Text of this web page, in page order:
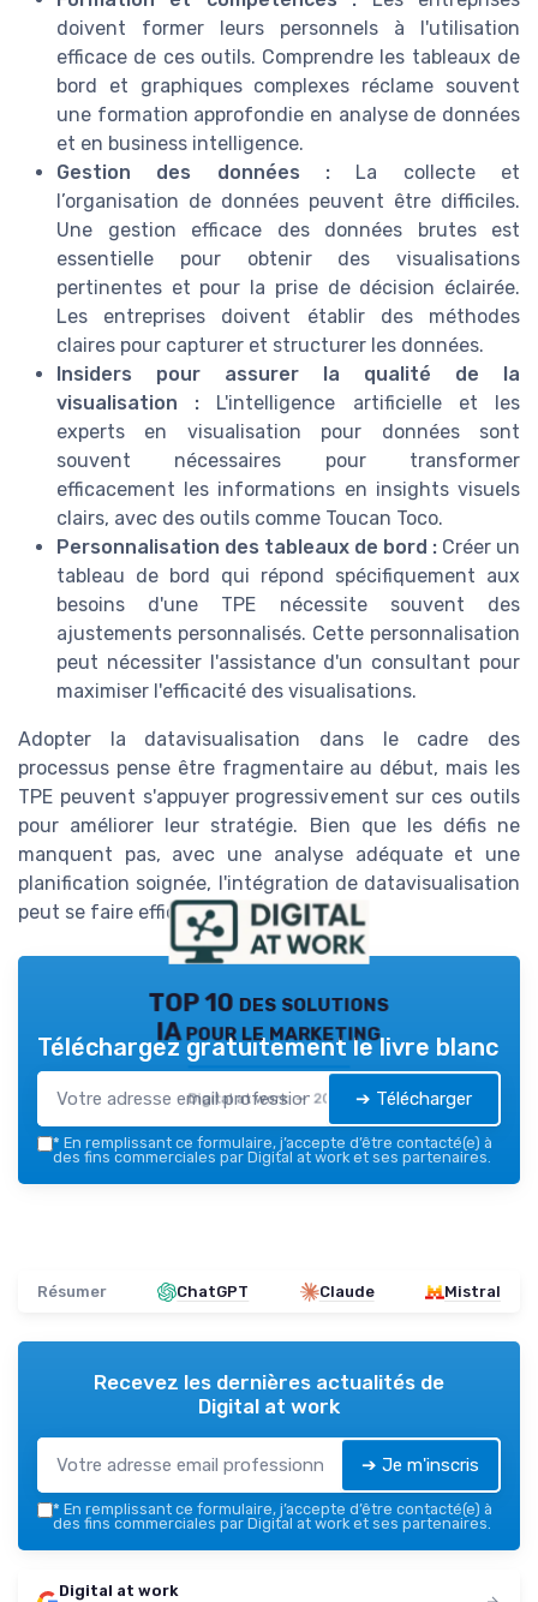
doivent former leurs personnels à l'utilisation
efficace de ces outils. Comprendre les tableaux de
bord et graphiques complexes réclame souvent
une formation approfondie en analyse de données
et en business intelligence.
Gestion des données : La collecte et
l’organisation de données peuvent être difficiles.
Une gestion efficace des données brutes est
essentielle pour obtenir des visualisations
pertinentes et pour la prise de décision éclairée.
Les entreprises doivent établir des méthodes
claires pour capturer et structurer les données.
Insiders pour assurer la qualité de la
visualisation : L'intelligence artificielle et les
experts en visualisation pour données sont
souvent nécessaires pour transformer
efficacement les informations en insights visuels
clairs, avec des outils comme Toucan Toco.
Personnalisation des tableaux de bord : Créer un
tableau de bord qui répond spécifiquement aux
besoins d'une TPE nécessite souvent des
ajustements personnalisés. Cette personnalisation
peut nécessiter l'assistance d'un consultant pour
maximiser l'efficacité des visualisations.
Adopter la datavisualisation dans le cadre des
processus pense être fragmentaire au début, mais les
TPE peuvent s'appuyer progressivement sur ces outils
pour améliorer leur stratégie. Bien que les défis ne
manquent pas, avec une analyse adéquate et une
planification soignée, l'intégration de datavisualisation
peut se faire efficacement.
TOP 10 des solutions
IA pour le marketing
Digital at work — 2026
Téléchargez gratuitement le livre blanc
➔ Télécharger
* En remplissant ce formulaire, j’accepte d’être contacté(e) à
des fins commerciales par Digital at work et ses partenaires.
Résumer ChatGPT Claude Mistral
Recevez les dernières actualités de
Digital at work
➔ Je m'inscris
* En remplissant ce formulaire, j’accepte d’être contacté(e) à
des fins commerciales par Digital at work et ses partenaires.
Digital at work